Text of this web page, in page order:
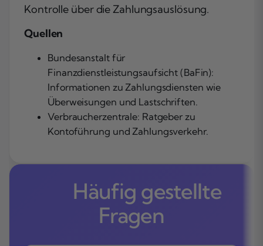
Kontrolle über die Zahlungsauslösung.
Quellen
Bundesanstalt für
Finanzdienstleistungsaufsicht (BaFin):
Informationen zu Zahlungsdiensten wie
Überweisungen und Lastschriften.
Verbraucherzentrale: Ratgeber zu
Kontoführung und Zahlungsverkehr.
Häufig gestellte
Fragen